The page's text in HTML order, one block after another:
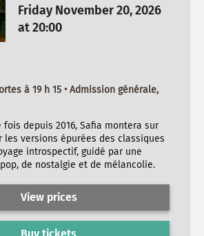
Friday November 20, 2026
at 20:00
à 19 h 15 • Admission générale,
fois depuis 2016, Safia montera sur
les versions épurées des classiques
introspectif, guidé par une
de nostalgie et de mélancolie.
View prices